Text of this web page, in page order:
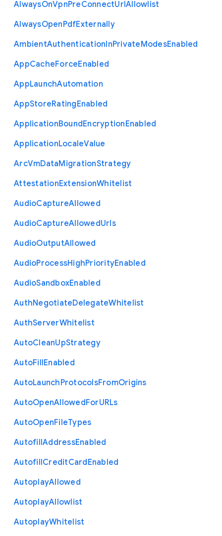
AlwaysOnVpnPreConnectUrlAllowlist
AlwaysOpenPdfExternally
AmbientAuthenticationInPrivateModesEnabled
AppCacheForceEnabled
AppLaunchAutomation
AppStoreRatingEnabled
ApplicationBoundEncryptionEnabled
ApplicationLocaleValue
ArcVmDataMigrationStrategy
AttestationExtensionWhitelist
AudioCaptureAllowed
AudioCaptureAllowedUrls
AudioOutputAllowed
AudioProcessHighPriorityEnabled
AudioSandboxEnabled
AuthNegotiateDelegateWhitelist
AuthServerWhitelist
AutoCleanUpStrategy
AutoFillEnabled
AutoLaunchProtocolsFromOrigins
AutoOpenAllowedForURLs
AutoOpenFileTypes
AutofillAddressEnabled
AutofillCreditCardEnabled
AutoplayAllowed
AutoplayAllowlist
AutoplayWhitelist